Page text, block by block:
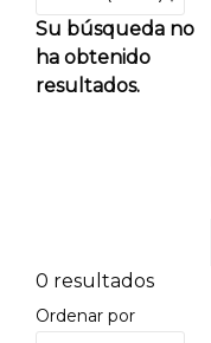
Su búsqueda no
ha obtenido
resultados.
0 resultados
Ordenar por